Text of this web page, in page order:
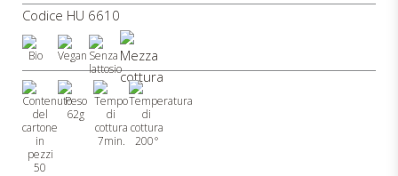
Codice HU 6610
50
62g
7min.
200°